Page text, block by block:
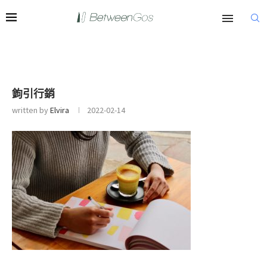
鉤引行銷
written byElvira 2022-02-14